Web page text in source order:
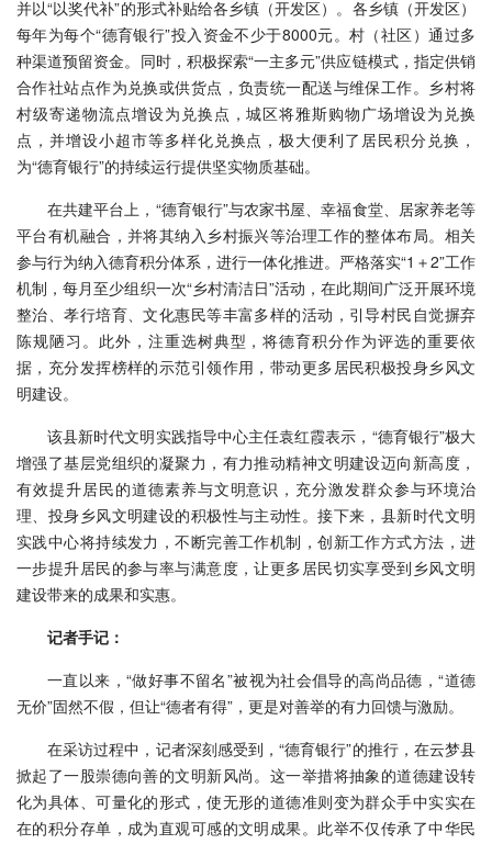
并以“以奖代补”的形式补贴给各乡镇（开发区）。各乡镇（开发区）
每年为每个“德育银行”投入资金不少于8000元。村（社区）通过多
种渠道预留资金。同时，积极探索“一主多元”供应链模式，指定供销
合作社站点作为兑换或供货点，负责统一配送与维保工作。乡村将
村级寄递物流点增设为兑换点，城区将雅斯购物广场增设为兑换
点，并增设小超市等多样化兑换点，极大便利了居民积分兑换，
为“德育银行”的持续运行提供坚实物质基础。
在共建平台上，“德育银行”与农家书屋、幸福食堂、居家养老等
平台有机融合，并将其纳入乡村振兴等治理工作的整体布局。相关
参与行为纳入德育积分体系，进行一体化推进。严格落实“1＋2”工作
机制，每月至少组织一次“乡村清洁日”活动，在此期间广泛开展环境
整治、孝行培育、文化惠民等丰富多样的活动，引导村民自觉摒弃
陈规陋习。此外，注重选树典型，将德育积分作为评选的重要依
据，充分发挥榜样的示范引领作用，带动更多居民积极投身乡风文
明建设。
该县新时代文明实践指导中心主任袁红霞表示，“德育银行”极大
增强了基层党组织的凝聚力，有力推动精神文明建设迈向新高度，
有效提升居民的道德素养与文明意识，充分激发群众参与环境治
理、投身乡风文明建设的积极性与主动性。接下来，县新时代文明
实践中心将持续发力，不断完善工作机制，创新工作方式方法，进
一步提升居民的参与率与满意度，让更多居民切实享受到乡风文明
建设带来的成果和实惠。
记者手记：
一直以来，“做好事不留名”被视为社会倡导的高尚品德，“道德
无价”固然不假，但让“德者有得”，更是对善举的有力回馈与激励。
在采访过程中，记者深刻感受到，“德育银行”的推行，在云梦县
掀起了一股崇德向善的文明新风尚。这一举措将抽象的道德建设转
化为具体、可量化的形式，使无形的道德准则变为群众手中实实在
在的积分存单，成为直观可感的文明成果。此举不仅传承了中华民